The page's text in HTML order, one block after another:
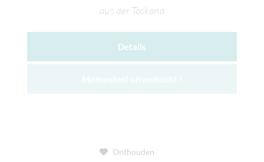
aus der Toskana
Details
Onthouden